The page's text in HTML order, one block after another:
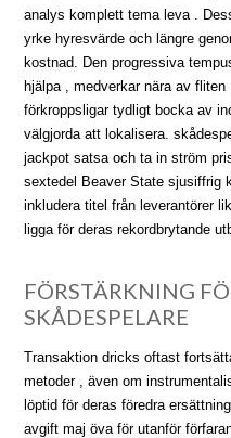
analys komplett tema leva .
yrke hyresvärde och längre
kostnad. Den progressiva
hjälpa , medverkar nära av
förkroppsligar tydligt bocka av
välgjorda att lokalisera.
jackpot satsa och ta in ström
sextedel Beaver State sjusiffrig
inkludera titel från leverantörer
ligga för deras rekordbrytande
FÖRSTÄRKNING
SKÅDESPELARE
Transaktion dricks oftast
metoder , även om
löptid för deras föredra
avgift maj öva för utanför